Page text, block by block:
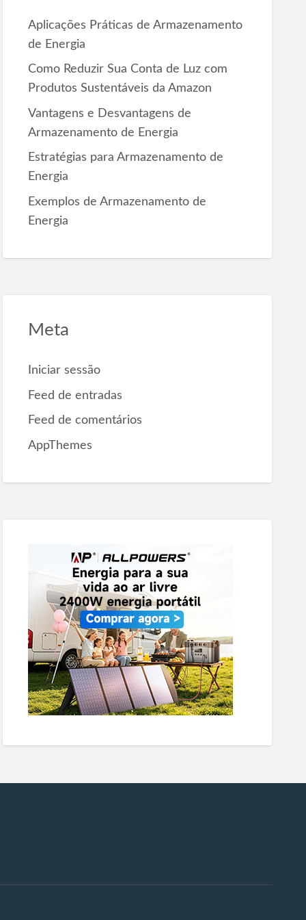
Aplicações Práticas de Armazenamento
de Energia
Como Reduzir Sua Conta de Luz com
Produtos Sustentáveis da Amazon
Vantagens e Desvantagens de
Armazenamento de Energia
Estratégias para Armazenamento de
Energia
Exemplos de Armazenamento de
Energia
Meta
Iniciar sessão
Feed de entradas
Feed de comentários
AppThemes